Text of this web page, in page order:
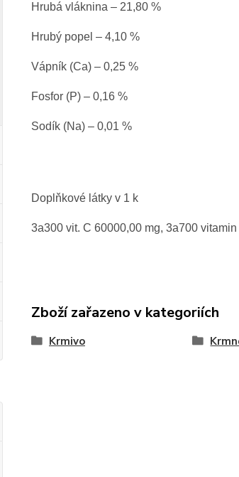
Hrubá vláknina – 21,80 %
Hrubý popel – 4,10 %
Vápník (Ca) – 0,25 %
Fosfor (P) – 0,16 %
Sodík (Na) – 0,01 %
Doplňkové látky v 1 k
3a300 vit. C 60000,00 mg, 3a700
Zboží zařazeno v kategoriích
Krmivo